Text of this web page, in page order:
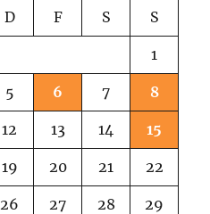
D F S S
1
5 6 7 8
12 13 14 15
19 20 21 22
26 27 28 29